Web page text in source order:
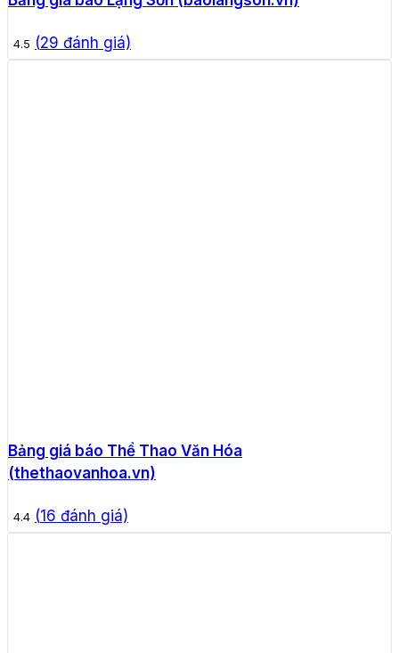
4.5 (29 đánh giá)
Bảng giá báo Thể Thao Văn Hóa
(thethaovanhoa.vn)
4.4 (16 đánh giá)